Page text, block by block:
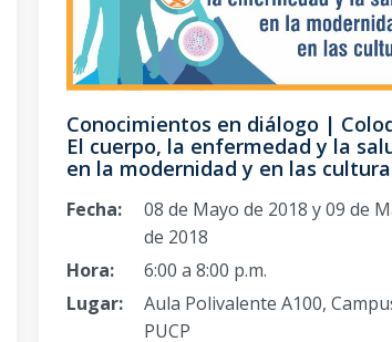
Conocimientos en diálogo |
El cuerpo, la enfermedad y la
en la modernidad y en las
Fecha:
08 de Mayo de 2018 y 09 de
de 2018
Hora:
6:00 a 8:00 p.m.
Lugar:
Aula Polivalente A100,
PUCP